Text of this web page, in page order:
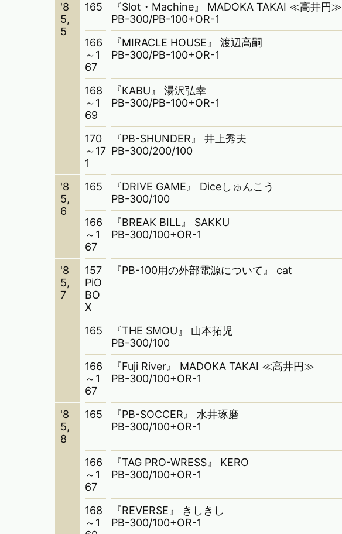
'8
5,
5
165
『Slot・Machine』 MADOKA TAKAI ≪高井円≫
PB-300/PB-100+OR-1
166
～1
67
『MIRACLE HOUSE』 渡辺高嗣
PB-300/PB-100+OR-1
168
～1
69
『KABU』 湯沢弘幸
PB-300/PB-100+OR-1
170
～17
1
『PB-SHUNDER』 井上秀夫
PB-300/200/100
'8
5,
6
165
『DRIVE GAME』 Diceしゅんこう
PB-300/100
166
～1
67
『BREAK BILL』 SAKKU
PB-300/100+OR-1
'8
5,
7
157
PiO
BO
X
『PB-100用の外部電源について』 cat
165
『THE SMOU』 山本拓児
PB-300/100
166
～1
67
『Fuji River』 MADOKA TAKAI ≪高井円≫
PB-300/100+OR-1
'8
5,
8
165
『PB-SOCCER』 水井琢磨
PB-300/100+OR-1
166
～1
67
『TAG PRO-WRESS』 KERO
PB-300/100+OR-1
168
～1
『REVERSE』 きしきし
PB-300/100+OR-1